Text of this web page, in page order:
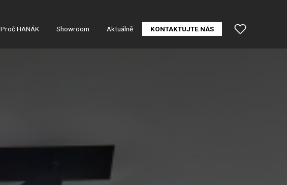
Proč HANÁK Showroom Aktuálně KONTAKTUJTE NÁS